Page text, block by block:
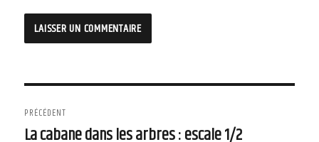
Navigation
de
PRÉCÉDENT
Article
La cabane dans les arbres : escale 1/2